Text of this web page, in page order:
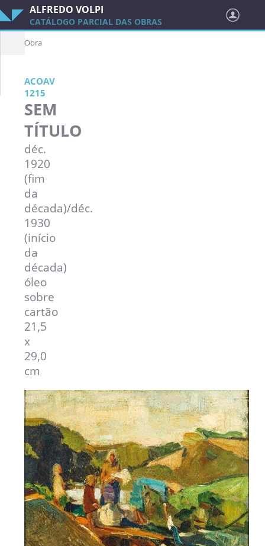
ALFREDO VOLPI
CATÁLOGO PARCIAL DAS OBRAS
Obra
ACOAV
1215
SEM
TÍTULO
déc.
1920
(fim
da
década)/déc.
1930
(início
da
década)
óleo
sobre
cartão
21,5
x
29,0
cm